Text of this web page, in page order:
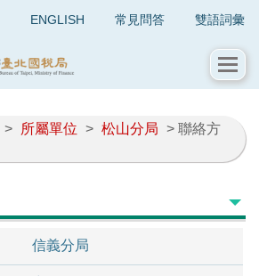
ENGLISH 常見問答 雙語詞彙
> 所屬單位 > 松山分局 > 聯絡方
信義分局